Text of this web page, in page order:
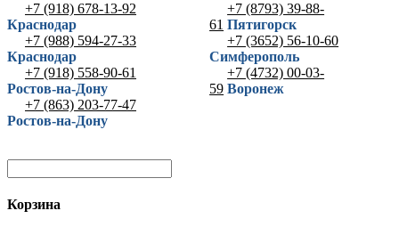
+7 (918) 678-13-92
Краснодар
+7 (988) 594-27-33
Краснодар
+7 (918) 558-90-61
Ростов-на-Дону
+7 (863) 203-77-47
Ростов-на-Дону
+7 (8793) 39-88-
61 Пятигорск
+7 (3652) 56-10-60
Симферополь
+7 (4732) 00-03-
59 Воронеж
Корзина